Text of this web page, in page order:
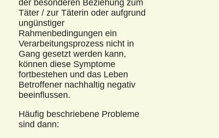
der besonderen Beziehung zum
Täter / zur Täterin oder aufgrund
ungünstiger
Rahmenbedingungen ein
Verarbeitungsprozess nicht in
Gang gesetzt werden kann,
können diese Symptome
fortbestehen und das Leben
Betroffener nachhaltig negativ
beeinflussen.
Häufig beschriebene Probleme
sind dann: